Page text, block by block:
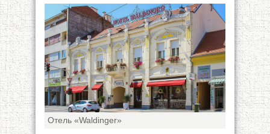
Отель «Waldinger»